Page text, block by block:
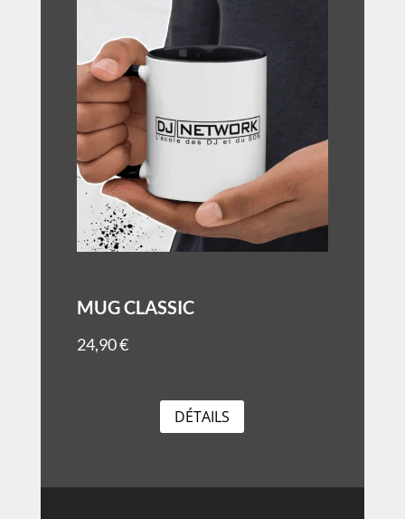
MUG CLASSIC
24,90€
DÉTAILS